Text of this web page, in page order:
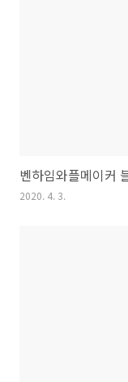
벤하임와플메이커
2020. 4. 3.